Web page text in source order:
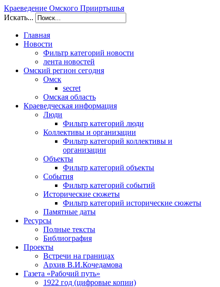
Краеведение Омского Прииртышья
Искать...
Главная
Новости
Фильтр категорий новости
лента новостей
Омский регион сегодня
Омск
secret
Омская область
Краеведческая информация
Люди
Фильтр категорий люди
Коллективы и организации
Фильтр категорий коллективы и
организации
Объекты
Фильтр категорий объекты
События
Фильтр категорий событий
Исторические сюжеты
Фильтр категорий исторические сюжеты
Памятные даты
Ресурсы
Полные тексты
Библиография
Проекты
Встречи на границах
Архив В.И.Кочедамова
Газета «Рабочий путь»
1922 год (цифровые копии)